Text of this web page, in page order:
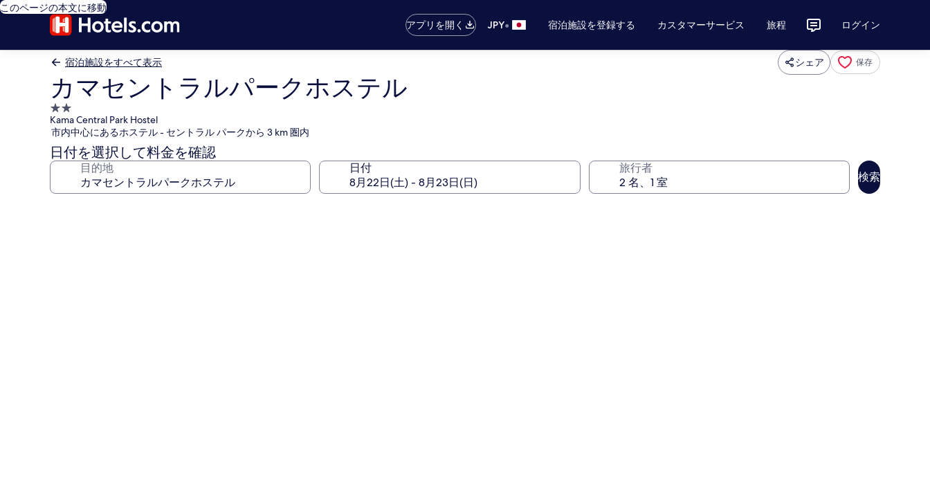
このページの本文に移動
アプリを開く
JPY• 宿泊施設を登録する カスタマーサービス 旅程 ログイン
宿泊施設をすべて表示 シェア 保存
カマセントラルパークホステル
2.0
つ
星
宿
泊
Kama Central Park Hostel
市内中心にあるホステル - セントラル パークから 3 km 圏内
日付を選択して料金を確認
目的地 日付 旅行者
検索